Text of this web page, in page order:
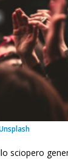
sciopero